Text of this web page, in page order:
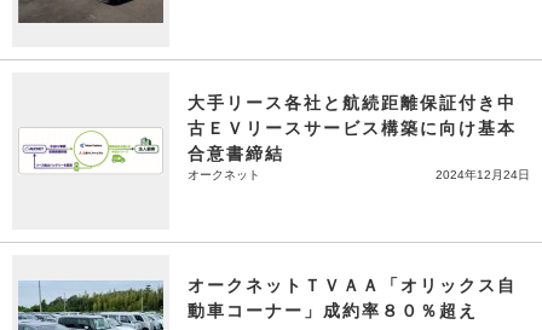
大手リース各社と航続距離保証付き中
古ＥＶリースサービス構築に向け基本
合意書締結
オークネット 2024年12月24日
オークネットＴＶＡＡ「オリックス自
動車コーナー」成約率８０％超え